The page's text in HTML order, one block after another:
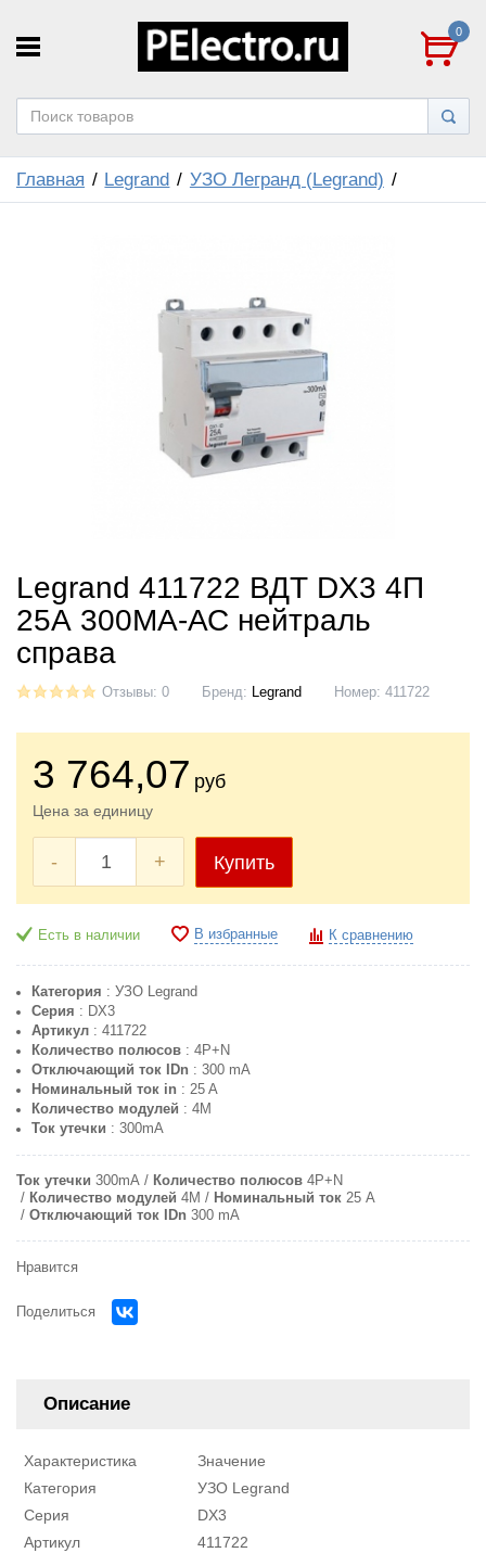
0
Главная Legrand УЗО Легранд (Legrand)
Legrand 411722 ВДТ DX3 4П
25А 300МА-АС нейтраль
справа
Отзывы: 0 Бренд: Legrand Номер: 411722
3 764,07 руб
Цена за единицу
- + Купить
Есть в наличии В избранные К сравнению
Категория : УЗО Legrand
Серия : DX3
Артикул: 411722
Количество полюсов: 4P+N
Отключающий ток IDn : 300 mA
Номинальный ток in : 25 A
Количество модулей : 4M
Ток утечки : 300mA
Ток утечки 300mA Количество полюсов 4P+N
Количество модулей 4M Номинальный ток 25 A
Отключающий ток IDn 300 mA
Нравится
Поделиться
Описание
Характеристика
Значение
Категория
УЗО Legrand
Серия
DX3
Артикул
411722